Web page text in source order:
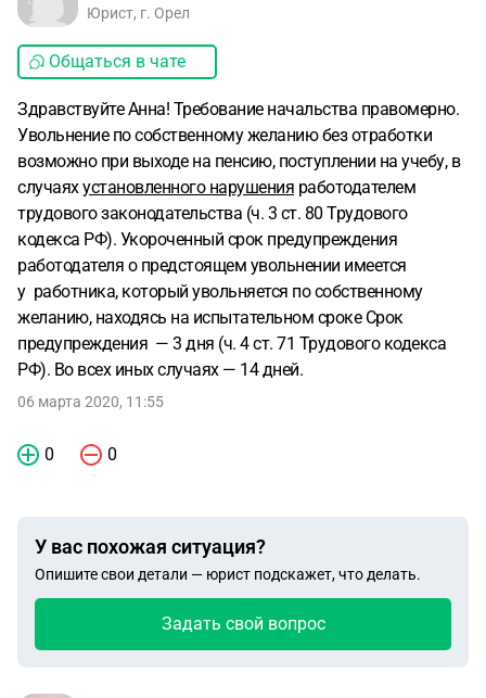
Юрист, г. Орел
Общаться в чате
Здравствуйте Анна! Требование начальства правомерно.
Увольнение по собственному желанию без отработки
возможно при выходе на пенсию, поступлении на учебу, в
случаяхустановленного нарушения работодателем
трудового законодательства (ч. 3 ст. 80 Трудового
кодекса РФ). Укороченный срок предупреждения
работодателя о предстоящем увольнении имеется
у работника, который увольняется по собственному
желанию, находясь на испытательном сроке Срок
предупреждения — 3 дня (ч. 4 ст. 71 Трудового кодекса
РФ). Во всех иных случаях — 14 дней.
06 марта 2020, 11:55
0 0
У вас похожая ситуация?
Опишите свои детали — юрист подскажет, что делать.
Задать свой вопрос